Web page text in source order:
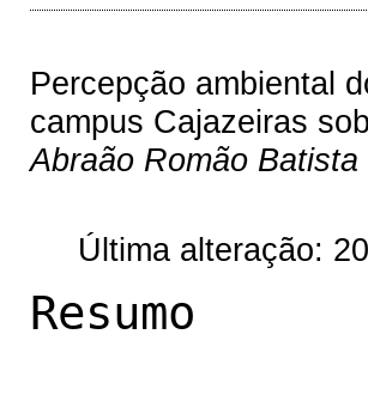
Percepção ambiental
campus Cajazeiras
Abraão Romão Batista
Última alteração:
Resumo